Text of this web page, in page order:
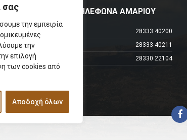
σας
την εμπειρία
την
επιλογή
των cookies από
Αποδοχή όλων
ΧΡΗΣΙΜΑ ΤΗΛΕΦΩΝΑ ΑΜΑΡΙΟΥ
Τηλεφωνικό Κέντρο
28333 40200
Δήμαρχος
28333 40211
Φαξ
28330 22104